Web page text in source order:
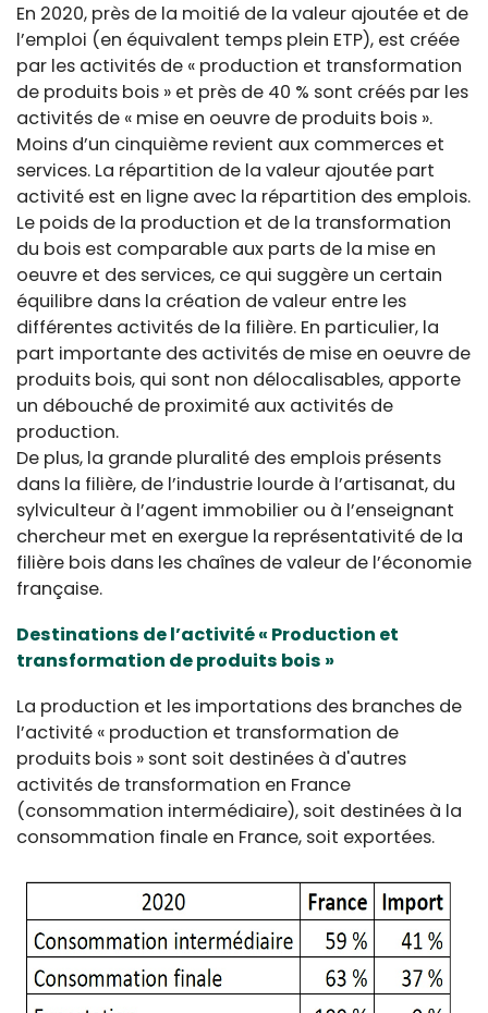
En 2020, près de la moitié de la valeur ajoutée et de
l’emploi (en équivalent temps plein ETP), est créée
par les activités de « production et transformation
de produits bois » et près de 40 % sont créés par les
activités de « mise en oeuvre de produits bois ».
Moins d’un cinquième revient aux commerces et
services. La répartition de la valeur ajoutée part
activité est en ligne avec la répartition des emplois.
Le poids de la production et de la transformation
du bois est comparable aux parts de la mise en
oeuvre et des services, ce qui suggère un certain
équilibre dans la création de valeur entre les
différentes activités de la filière. En particulier, la
part importante des activités de mise en oeuvre de
produits bois, qui sont non délocalisables, apporte
un débouché de proximité aux activités de
production.
De plus, la grande pluralité des emplois présents
dans la filière, de l’industrie lourde à l’artisanat, du
sylviculteur à l’agent immobilier ou à l’enseignant
chercheur met en exergue la représentativité de la
filière bois dans les chaînes de valeur de l’économie
française.
Destinations de l’activité « Production et
transformation de produits bois »
La production et les importations des branches de
l’activité « production et transformation de
produits bois » sont soit destinées à d'autres
activités de transformation en France
(consommation intermédiaire), soit destinées à la
consommation finale en France, soit exportées.